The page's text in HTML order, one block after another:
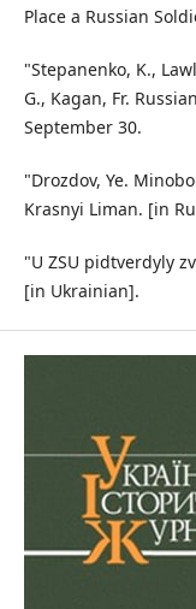
Place a Russian
"Stepanenko, K.,
G., Kagan, Fr.
September 30.
"Drozdov, Ye.
Krasnyi Liman. [in
"U ZSU pidtverdyly
[in Ukrainian].